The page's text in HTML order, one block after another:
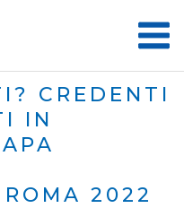
CREDENTI
IN
2022